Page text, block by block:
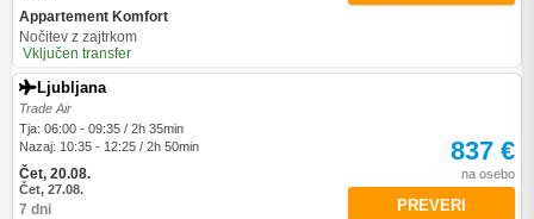
Appartement Komfort
Nočitev z zajtrkom
Vključen transfer
Ljubljana
Trade Air
Tja: 06:00 - 09:35 / 2h 35min
Nazaj: 10:35 - 12:25 / 2h 50min
Čet, 20.08.
Čet, 27.08.
7 dni
837 €
na osebo
PREVERI